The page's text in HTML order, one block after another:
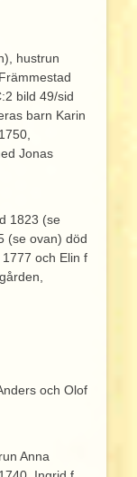
hustrun
bild 49/sid
barn Karin
Jonas
1823 (se
(se ovan) död
och Elin f
och Olof
Anna